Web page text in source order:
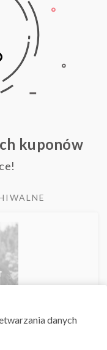
kuponów
danych